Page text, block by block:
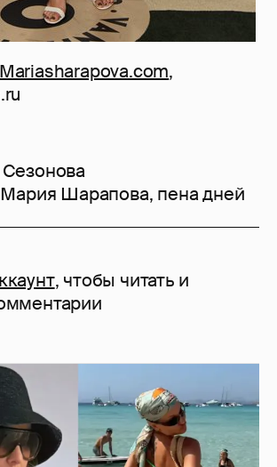
Mariasharapova.com,
Мария Шарапова, пена дней
, чтобы читать и